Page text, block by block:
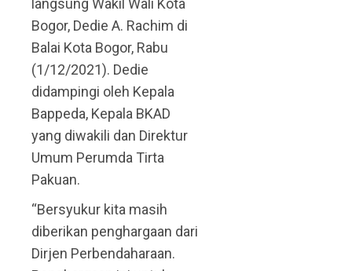
langsung Wakil Wali Kota
Bogor, Dedie A. Rachim di
Balai Kota Bogor, Rabu
(1/12/2021). Dedie
didampingi oleh Kepala
Bappeda, Kepala BKAD
yang diwakili dan Direktur
Umum Perumda Tirta
Pakuan.
“Bersyukur kita masih
diberikan penghargaan dari
Dirjen Perbendaharaan.